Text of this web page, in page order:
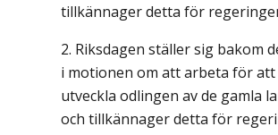
tillkännager detta för
Riksdagen ställer sig bakom
i motionen om att arbeta för att
utveckla odlingen av de gamla
och tillkännager detta för